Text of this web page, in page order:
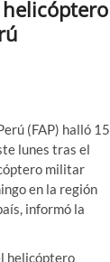
(FAP) halló 15
lunes tras el
militar
en la región
informó la
helicóptero